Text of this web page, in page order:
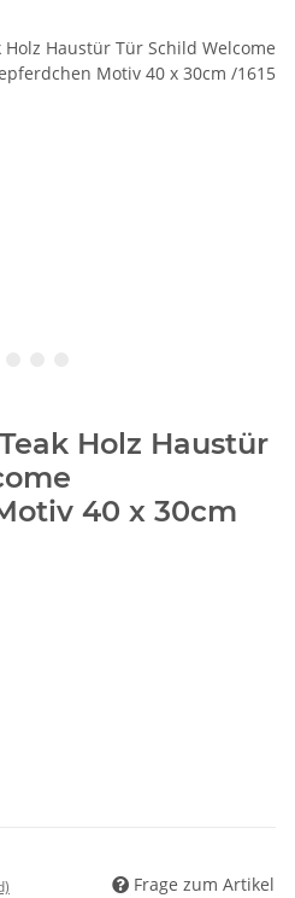
Holz Haustür
40 x 30cm
Frage zum Artikel